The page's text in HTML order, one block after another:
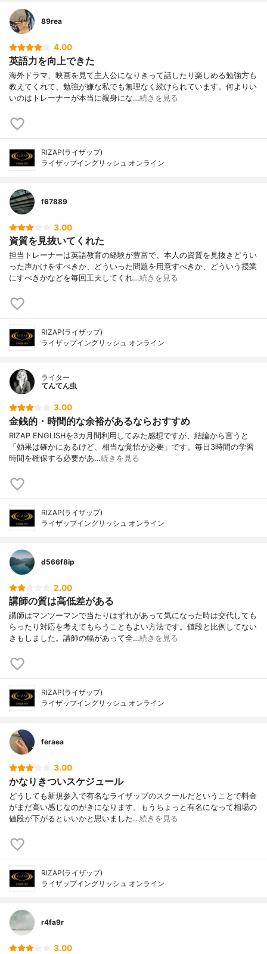
89rea
4.00
英語力を向上できた
海外ドラマ、映画を見て主人公になりきって話したり楽しめる勉強方も
教えてくれて、勉強が嫌な私でも無理なく続けられています。何よりい
いのはトレーナーが本当に親身にな…続きを見る
RIZAP(ライザップ)
ライザップイングリッシュ オンライン
f67889
3.00
資質を見抜いてくれた
担当トレーナーは英語教育の経験が豊富で、本人の資質を見抜きどうい
った声かけをすべきか、どういった問題を用意すべきか、どういう授業
にすべきかなどを毎回工夫してくれ…続きを見る
RIZAP(ライザップ)
ライザップイングリッシュ オンライン
ライター
てんてん虫
3.00
金銭的・時間的な余裕があるならおすすめ
RIZAP ENGLISHを3カ月間利用してみた感想ですが、結論から言うと
「効果は確かにあるけど、相当な覚悟が必要」です。毎日3時間の学習
時間を確保する必要があ…続きを見る
RIZAP(ライザップ)
ライザップイングリッシュ オンライン
d566f8ip
2.00
講師の質は高低差がある
講師はマンツーマンで当たりはずれがあって気になった時は交代しても
らったり対応を考えてもらうこともよい方法です。値段と比例してない
きもしました。講師の幅があって全…続きを見る
RIZAP(ライザップ)
ライザップイングリッシュ オンライン
feraea
3.00
かなりきついスケジュール
どうしても新規参入で有名なライザップのスクールだということで料金
がまだ高い感じなのがきになります。もうちょっと有名になって相場の
値段が下がるといいかと思いました…続きを見る
RIZAP(ライザップ)
ライザップイングリッシュ オンライン
r4fa9r
3.00